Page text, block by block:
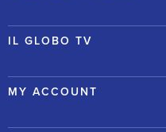
IL GLOBO TV
MY ACCOUNT